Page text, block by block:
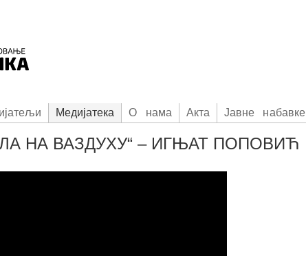
Медијатека О нама Акта Јавне набавке
НА ВАЗДУХУ“ – ИГЊАТ ПОПОВИЋ